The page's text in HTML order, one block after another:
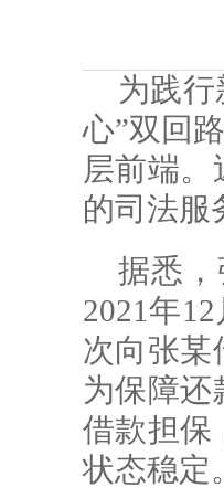
为践
心”双回
层前端
的司法服
据悉
2021年
次向张某
为保障
借款担保
状态稳定。